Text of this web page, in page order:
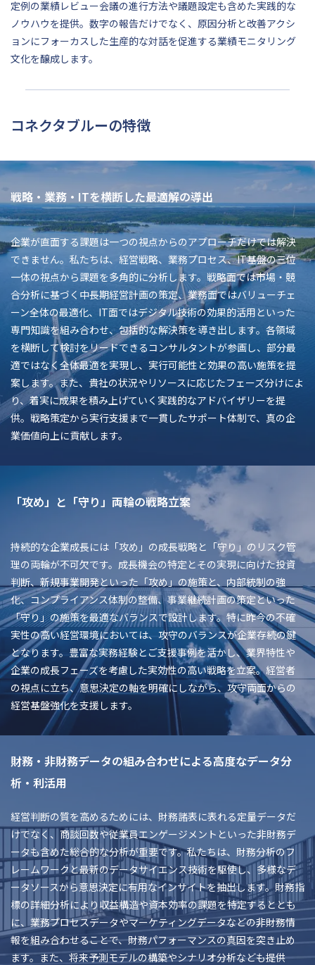
定例の業績レビュー会議の進行方法や議題設定も含めた実践的な
ノウハウを提供。数字の報告だけでなく、原因分析と改善アクシ
ョンにフォーカスした生産的な対話を促進する業績モニタリング
文化を醸成します。
コネクタブルーの特徴
戦略・業務・ITを横断した最適解の導出
企業が直面する課題は一つの視点からのアプローチだけでは解決
できません。私たちは、経営戦略、業務プロセス、IT基盤の三位
一体の視点から課題を多角的に分析します。戦略面では市場・競
合分析に基づく中長期経営計画の策定、業務面ではバリューチェ
ーン全体の最適化、IT面ではデジタル技術の効果的活用といった
専門知識を組み合わせ、包括的な解決策を導き出します。各領域
を横断して検討をリードできるコンサルタントが参画し、部分最
適ではなく全体最適を実現し、実行可能性と効果の高い施策を提
案します。また、貴社の状況やリソースに応じたフェーズ分けによ
り、着実に成果を積み上げていく実践的なアドバイザリーを提
供。戦略策定から実行支援まで一貫したサポート体制で、真の企
業価値向上に貢献します。
「攻め」と「守り」両輪の戦略立案
持続的な企業成長には「攻め」の成長戦略と「守り」のリスク管
理の両輪が不可欠です。成長機会の特定とその実現に向けた投資
判断、新規事業開発といった「攻め」の施策と、内部統制の強
化、コンプライアンス体制の整備、事業継続計画の策定といった
「守り」の施策を最適なバランスで設計します。特に昨今の不確
実性の高い経営環境においては、攻守のバランスが企業存続の鍵
となります。豊富な実務経験とご支援事例を活かし、業界特性や
企業の成長フェーズを考慮した実効性の高い戦略を立案。経営者
の視点に立ち、意思決定の軸を明確にしながら、攻守両面からの
経営基盤強化を支援します。
財務・非財務データの組み合わせによる高度なデータ分
析・利活用
経営判断の質を高めるためには、財務諸表に表れる定量データだ
けでなく、商談回数や従業員エンゲージメントといった非財務デ
ータも含めた総合的な分析が重要です。私たちは、財務分析のフ
レームワークと最新のデータサイエンス技術を駆使し、多様なデ
ータソースから意思決定に有用なインサイトを抽出します。財務指
標の詳細分析により収益構造や資本効率の課題を特定するととも
に、業務プロセスデータやマーケティングデータなどの非財務情
報を組み合わせることで、財務パフォーマンスの真因を突き止め
ます。また、将来予測モデルの構築やシナリオ分析なども提供